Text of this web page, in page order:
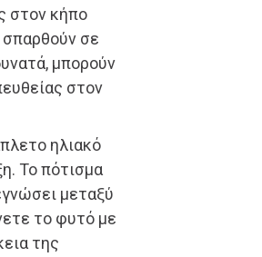
στον κήπο
σπαρθούν σε
μπορούν
στον
ηλιακό
Το πότισμα
μεταξύ
το φυτό με
της